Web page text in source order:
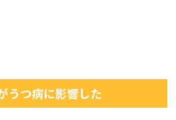
うつ病に影響した